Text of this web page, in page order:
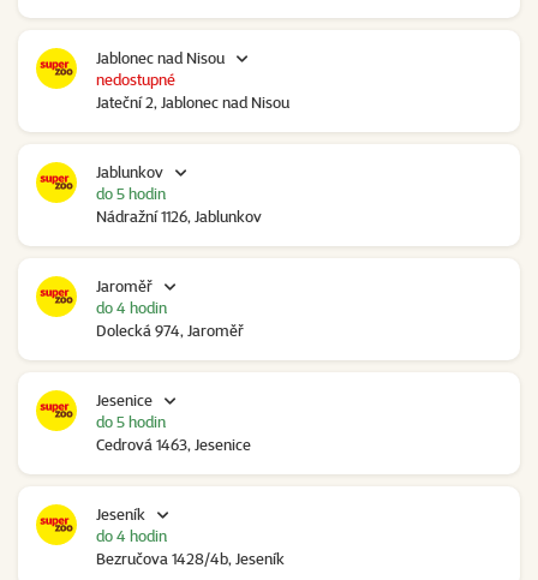
Jablonec nad Nisou
Jateční 2, Jablonec nad Nisou
nedostupné
Jablunkov
Nádražní 1126, Jablunkov
do 5 hodin
Jaroměř
Dolecká 974, Jaroměř
do 4 hodin
Jesenice
Cedrová 1463, Jesenice
do 5 hodin
Jeseník
Bezručova 1428/4b, Jeseník
do 4 hodin